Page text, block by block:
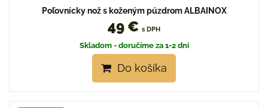
Poľovnícky nož s koženým púzdrom ALBAINOX
49 € s DPH
Skladom - doručíme za 1-2 dni
Do košíka